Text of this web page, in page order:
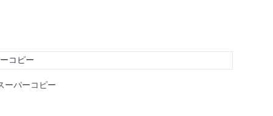
コピー
ーパーコピー